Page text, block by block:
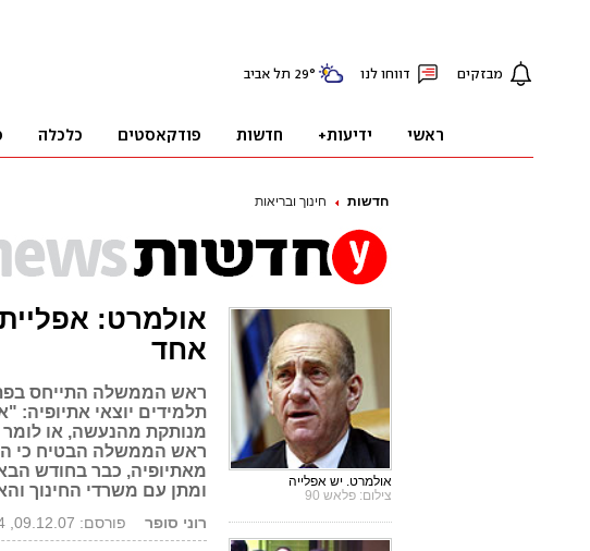
חדשות חינוך ובריאות
אולמרט:
אחד
ראש הממשלה התייחס
תלמידים יוצאי אתיופיה:
מנותקת מהנעשה, או
ראש הממשלה הבטיח כי
מאתיופיה, כבר בחודש
ומתן עם משרדי החינוך
רוני סופר פורסם: 09.12.07, 10:34
אולמרט. יש אפלייה
צילום: פלאש 90